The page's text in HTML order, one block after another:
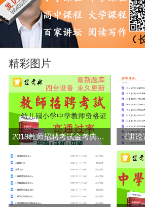
精彩图片
2019教师招聘考试金考典题库及幼儿园小学中学教师资格证送名师上